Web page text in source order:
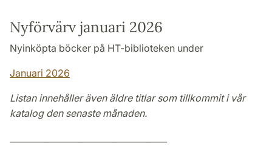
Nyförvärv januari 2026
Nyinköpta böcker på HT-biblioteken under
Januari 2026
Listan innehåller även äldre titlar som tillkommit i vår
katalog den senaste månaden.